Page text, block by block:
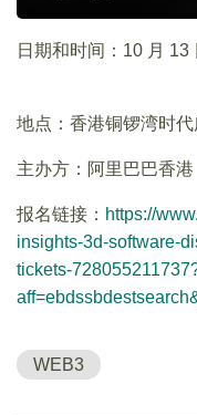
日期和时间：10 月 13
地点：香港铜锣湾时
主办方：阿里巴巴香港
报名链接： https://
insights-3d-software-
tickets-
WEB3